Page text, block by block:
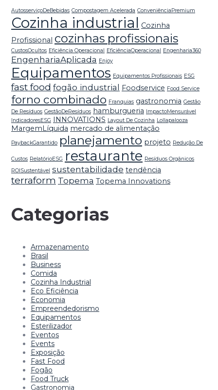
AutosserviçoDeBebidas Compostagem Acelerada ConveniênciaPremium
Cozinha industrial Cozinha
Profissional cozinhas profissionais
CustosOcultos Eficiência Operacional EficiênciaOperacional Engenharia360
EngenhariaAplicada Enjoy
Equipamentos Equipamentos Profissionais ESG
fast food fogão industrial Foodservice Food Service
forno combinado Franquias gastronomia Gestão
De Resíduos GestãoDeResíduos hamburgueria
ImpactoMensurável
IndicadoresESG
INNOVATIONS Layout De Cozinha Lollapalooza
MargemLíquida mercado de alimentação
PaybackGarantido planejamento projeto Redução De
Custos RelatórioESG restaurante Resíduos Orgânicos
ROISustentável sustentabilidade tendência
terraform Topema Topema Innovations
Categorias
Armazenamento
Brasil
Business
Comida
Cozinha Industrial
Eco Eficiência
Economia
Empreendedorismo
Equipamentos
Esterilizador
Eventos
Events
Exposição
Fast Food
Fogão
Food Truck
Gastronomia